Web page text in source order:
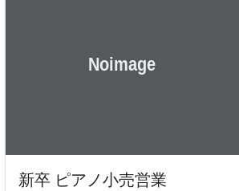
新卒 ピアノ小売営業